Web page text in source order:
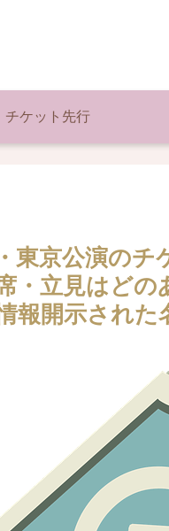
チケット先行
東京公演の
・立見はどの
報開示され